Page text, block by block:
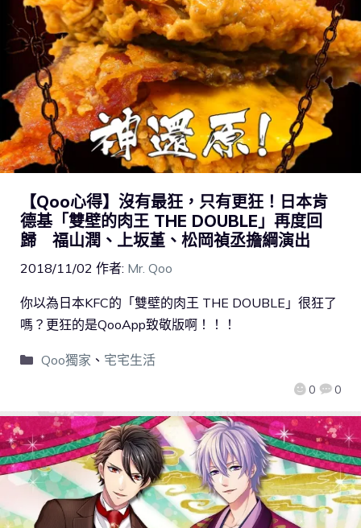
【Qoo心得】沒有最狂，只有更狂！日本肯
德基「雙壁的肉王 THE DOUBLE」再度回
歸 福山潤、上坂堇、松岡禎丞擔綱演出
2018/11/02 作者: Mr. Qoo
0 0
你以為日本KFC的「雙壁的肉王 THE DOUBLE」很狂了
嗎？更狂的是QooApp致敬版啊！！！
Qoo獨家 、 宅宅生活